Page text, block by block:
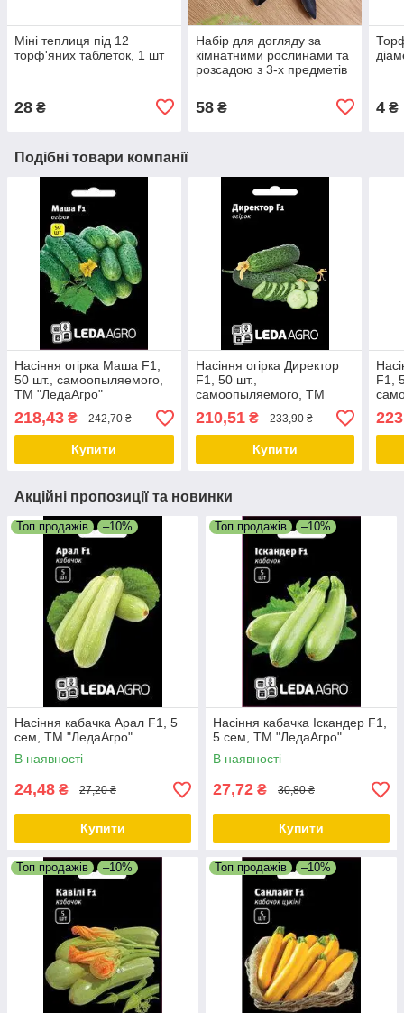
Міні теплиця під 12
торф'яних таблеток, 1 шт
28 ₴
Набір для догляду за
кімнатними рослинами та
розсадою з 3-х предметів
58₴ 4 ₴
Подібні товари компанії
Насіння огірка Маша F1,
50 шт., самоопыляемого,
ТМ "ЛедаАгро"
218,43 ₴ 242,70 ₴
Купити
Насіння огірка Директор
F1, 50 шт.,
самоопыляемого, ТМ
"ЛедаАгро"
210,51₴ 233,90 ₴
Купити
F1,
Акційні пропозиції та новинки
Топ продажів –10%
Насіння кабачка Арал F1, 5
сем, ТМ "ЛедаАгро"
В наявності
24,48 ₴ 27,20 ₴
Купити
Топ продажів –10%
Насіння кабачка Іскандер F1,
5 сем, ТМ "ЛедаАгро"
В наявності
27,72 ₴ 30,80 ₴
Купити
Топ продажів –10% Топ продажів –10%